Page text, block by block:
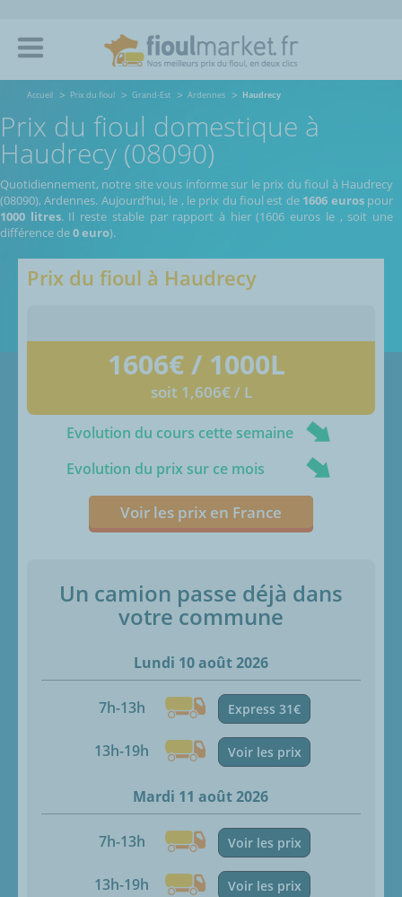
Accueil Prix du fioul Grand-Est Ardennes Haudrecy
Prix du fioul domestique à
Haudrecy (08090)
Quotidiennement, notre site vous informe sur le prix du fioul à Haudrecy
(08090), Ardennes. Aujourd’hui, le , le prix du fioul est de 1606 eurospour
1000 litres. Il reste stable par rapport à hier (1606 euros le , soit une
différence de0 euro).
Prix du fioul à Haudrecy
1606€ / 1000L
soit 1,606€ / L
Evolution du cours cette semaine
Evolution du prix sur ce mois
Voir les prix en France
Un camion passe déjà dans
votre commune
Lundi 10 août 2026
7h-13h Express 31€
13h-19h Voir les prix
Mardi 11 août 2026
7h-13h Voir les prix
13h-19h Voir les prix